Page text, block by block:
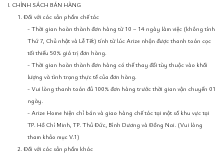
I. CHÍNH SÁCH BÁN HÀNG
1. Đối với các sản phẩm chế tác
- Thời gian hoàn thành đơn hàng từ 10 – 14 ngày làm việc (không tính
Thứ 7, Chủ nhật và Lễ Tết) tính từ lúc Arize nhận được thanh toán cọc
tối thiểu 50% giá trị đơn hàng.
- Thời gian hoàn thành đơn hàng có thể thay đổi tùy thuộc vào khối
lượng và tình trạng thực tế của đơn hàng.
- Vui lòng thanh toán đủ 100% đơn hàng trước thời gian vận chuyển 01
ngày.
- Arize Home hiện chỉ bán và giao hàng chế tác tại một số khu vực tại
TP. Hồ Chí Minh, TP. Thủ Đức, Bình Dương và Đồng Nai. (Vui lòng
tham khảo mục V.1)
2. Đối với các sản phẩm khác